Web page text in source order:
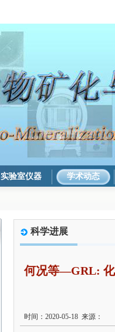
实验室仪器 学术动态
科学进展
何况等—GRL:
时间：2020-05-18 来源：